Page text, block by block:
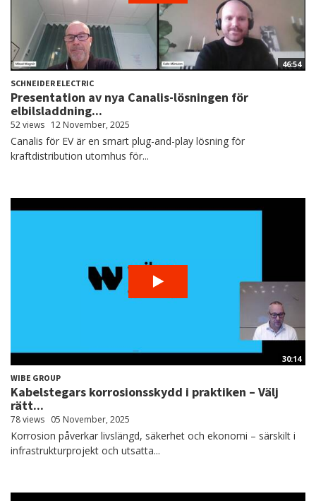
46:54
SCHNEIDER ELECTRIC
Presentation av nya Canalis-lösningen för
elbilsladdning...
52 views 12 November, 2025
Canalis för EV är en smart plug-and-play lösning för
kraftdistribution utomhus för...
30:14
WIBE GROUP
Kabelstegars korrosionsskydd i praktiken – Välj
rätt...
78 views 05 November, 2025
Korrosion påverkar livslängd, säkerhet och ekonomi – särskilt i
infrastrukturprojekt och utsatta...